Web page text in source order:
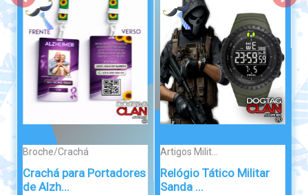
Artigos Milit...
Relógio Tático Militar
Sanda ...
MOEDAS
Challenge Coin
Paraquedista Mil...